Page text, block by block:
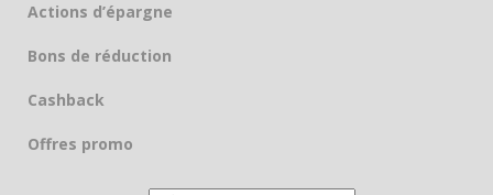
Skip to content
Actions d’épargne
Bons de réduction
Cashback
Offres promo